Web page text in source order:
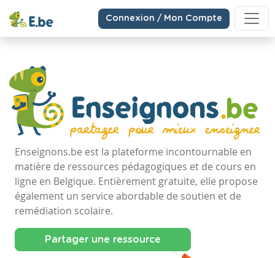
Connexion / Mon Compte
Enseignons.be est la plateforme incontournable en
matière de ressources pédagogiques et de cours en
ligne en Belgique. Entièrement gratuite, elle propose
également un service abordable de soutien et de
remédiation scolaire.
Partager une ressource